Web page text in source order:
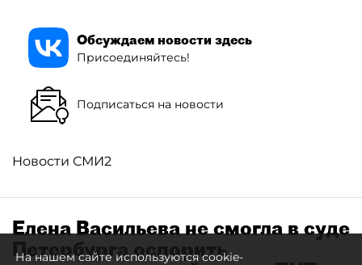
Обсуждаем новости здесь
Присоединяйтесь!
Подписаться на новости
Новости СМИ2
Елена Васильева не смогла в суде
Петербурга оспорить
На нашем сайте используются cookie-